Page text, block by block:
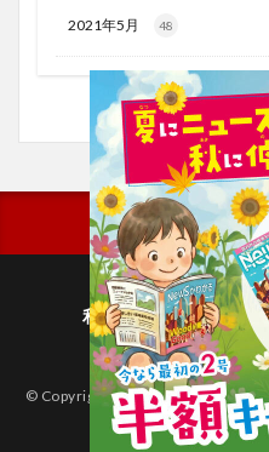
2021年5月 48
利用規約
プライバシ
個人情報につ
© Copyright 2026子どものための
ラ